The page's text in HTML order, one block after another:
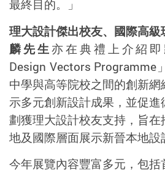
最終目的。」
理大設計傑出校友、國際高
麟先生亦在典禮上介紹
Design Vectors Programme
中學與高等院校之間的創新
示多元創新設計成果，並促
劃獲理大設計校友支持，旨
地及國際層面展示新晉本地設
今年展覽內容豐富多元，包括